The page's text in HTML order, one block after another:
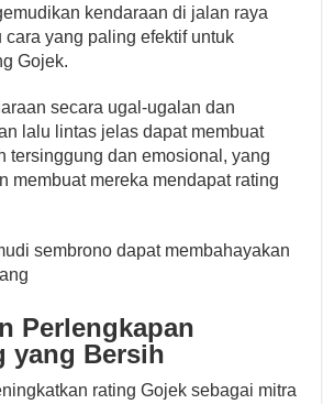
kendaraan di jalan raya
cara yang paling efektif untuk
Gojek.
secara ugal-ugalan dan
lalu lintas jelas dapat membuat
tersinggung dan emosional, yang
membuat mereka mendapat rating
sembrono dapat membahayakan
Perlengkapan
yang Bersih
rating Gojek sebagai mitra